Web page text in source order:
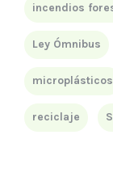
incendios
Ley Ómnibus
microplásticos
reciclaje